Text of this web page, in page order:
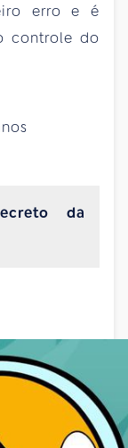
erro e é
controle do
da